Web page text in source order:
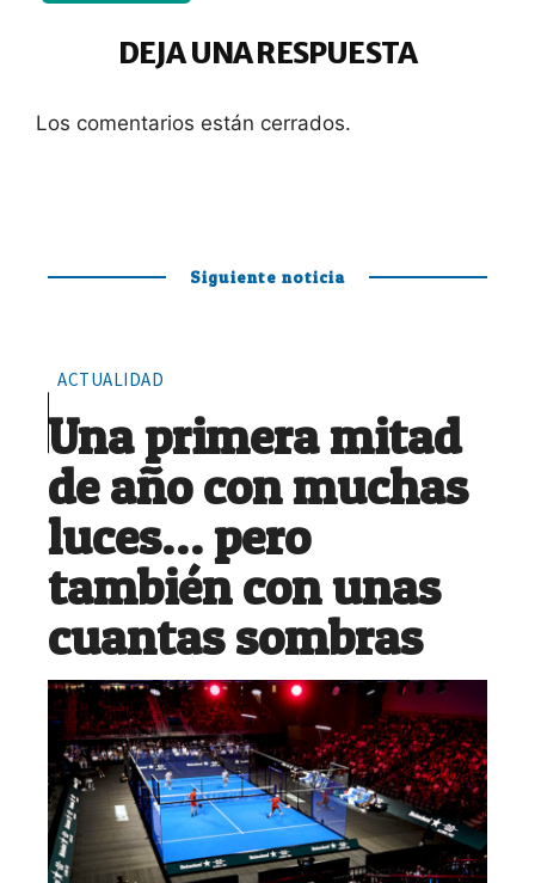
DEJA UNA RESPUESTA
Los comentarios están cerrados.
Siguiente noticia
ACTUALIDAD
Una primera mitad
de año con muchas
luces… pero
también con unas
cuantas sombras